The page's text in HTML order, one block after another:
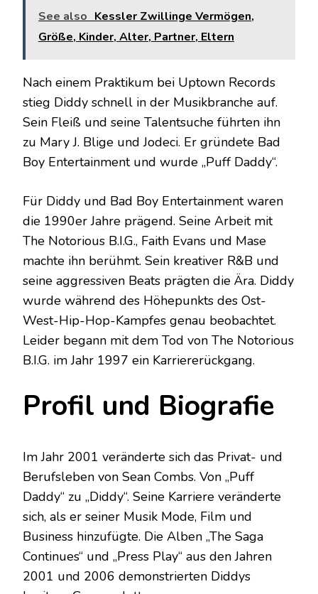
See also Kessler Zwillinge Vermögen,
Größe, Kinder, Alter, Partner, Eltern
Nach einem Praktikum bei Uptown Records
stieg Diddy schnell in der Musikbranche auf.
Sein Fleiß und seine Talentsuche führten ihn
zu Mary J. Blige und Jodeci. Er gründete Bad
Boy Entertainment und wurde „Puff Daddy“.
Für Diddy und Bad Boy Entertainment waren
die 1990er Jahre prägend. Seine Arbeit mit
The Notorious B.I.G., Faith Evans und Mase
machte ihn berühmt. Sein kreativer R&B und
seine aggressiven Beats prägten die Ära. Diddy
wurde während des Höhepunkts des Ost-
West-Hip-Hop-Kampfes genau beobachtet.
Leider begann mit dem Tod von The Notorious
B.I.G. im Jahr 1997 ein Karriererückgang.
Profil und Biografie
Im Jahr 2001 veränderte sich das Privat- und
Berufsleben von Sean Combs. Von „Puff
Daddy“ zu „Diddy“. Seine Karriere veränderte
sich, als er seiner Musik Mode, Film und
Business hinzufügte. Die Alben „The Saga
Continues“ und „Press Play“ aus den Jahren
2001 und 2006 demonstrierten Diddys